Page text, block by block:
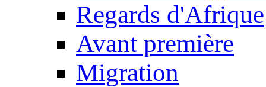
Regards d'Afrique
Avant première
Migration